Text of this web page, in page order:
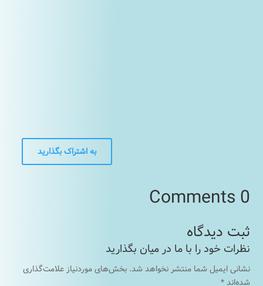
به اشتراک بگذارید
0 Comments
نشانی ایمیل شما منتشر نخواهد شد. بخش‌های موردنیاز علامت‌گذاری
شده‌اند*